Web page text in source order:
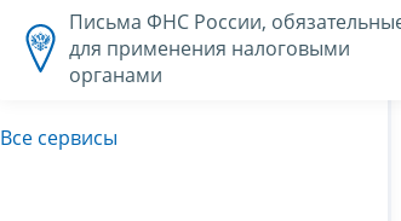
Письма ФНС России,
для применения налоговыми
органами
Все сервисы